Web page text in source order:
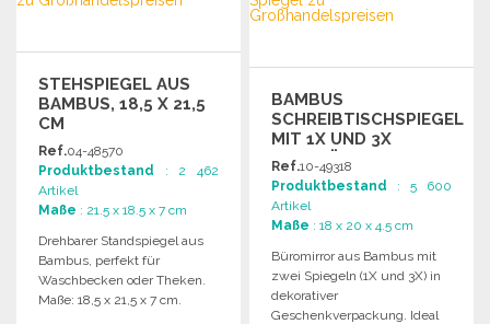
STEHSPIEGEL AUS
BAMBUS, 18,5 X 21,5
CM
Ref.04-48570
Produktbestand : 2 462
Artikel
Maße : 21.5 x 18.5 x 7 cm
Drehbarer Standspiegel aus
Bambus, perfekt für
Waschbecken oder Theken.
Maße: 18,5 x 21,5 x 7 cm.
BAMBUS
SCHREIBTISCHSPIEGEL
MIT 1X UND 3X
VERGRÖSSERUNG
Ref.10-49318
Produktbestand : 5 600
Artikel
Maße : 18 x 20 x 4.5 cm
Büromirror aus Bambus mit
zwei Spiegeln (1X und 3X) in
dekorativer
Geschenkverpackung. Ideal